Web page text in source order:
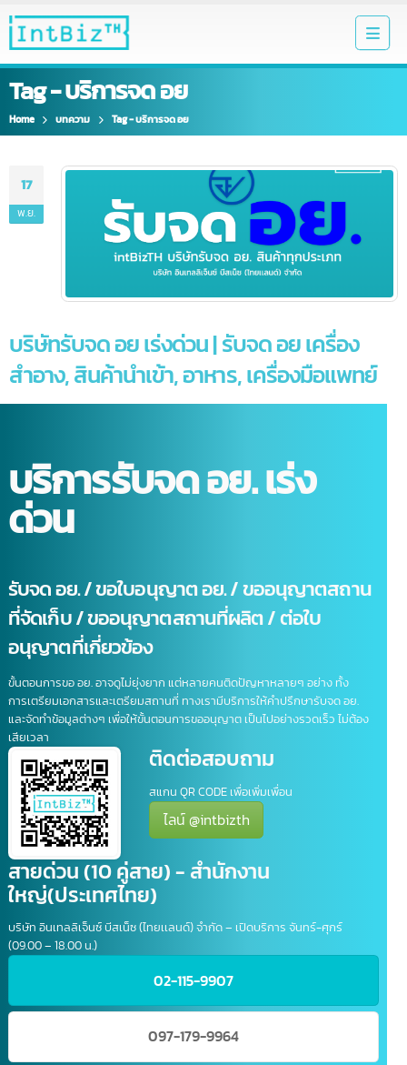
Tag - บริการจด อย
Home บทความ Tag -บริการจด อย
17
พ.ย.
บริษัทรับจด อย เร่งด่วน | รับจด อย เครื่อง
สำอาง, สินค้านำเข้า, อาหาร, เครื่องมือแพทย์
บริการรับจด อย. เร่ง
ด่วน
รับจด อย. / ขอใบอนุญาต อย. / ขออนุญาตสถา
ที่จัดเก็บ / ขออนุญาตสถานที่ผลิต / ต่อใบ
อนุญาตที่เกี่ยวข้อง
ขั้นตอนการขอ อย. อาจดูไม่ยุ่งยาก แต่หลายคนติดปัญหาหลายๆ อย่าง ทั้ง
การเตรียมเอกสารและเตรียมสถานที่ ทางเรามีบริการให้คำปรึกษารับจด อย.
และจัดทำข้อมูลต่างๆ เพื่อให้ขั้นตอนการขออนุญาต เป็นไปอย่างรวดเร็ว ไม่ต้อ
เสียเวลา
ติดต่อสอบถาม
สแกน QR CODE เพื่อเพิ่มเพื่อน
สายด่วน (10 คู่สาย) - สำนักงาน
ใหญ่(ประเทศไทย)
บริษัท อินเทลลิเจ็นซ์ บีสเน็ซ (ไทยเเลนด์) จำกัด – เปิดบริการ จันทร์-ศุกร์